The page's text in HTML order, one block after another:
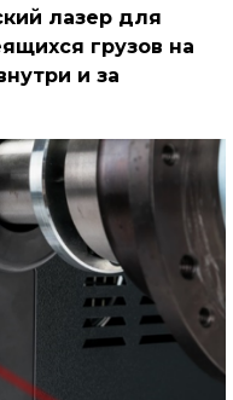
лазер для
грузов на
и за